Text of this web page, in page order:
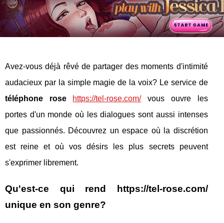
Avez-vous déjà rêvé de partager des moments d'intimité
audacieux par la simple magie de la voix? Le service de
téléphone rose
https://tel-rose.com/vous ouvre les
portes d'un monde où les dialogues sont aussi intenses
que passionnés. Découvrez un espace où la discrétion
est reine et où vos désirs les plus secrets peuvent
s'exprimer librement.
Qu'est-ce qui rend https://tel-rose.com/
unique en son genre?